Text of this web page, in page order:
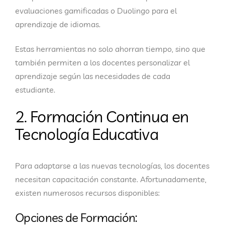
evaluaciones gamificadas o Duolingo para el
aprendizaje de idiomas.
Estas herramientas no solo ahorran tiempo, sino que
también permiten a los docentes personalizar el
aprendizaje según las necesidades de cada
estudiante.
2. Formación Continua en
Tecnología Educativa
Para adaptarse a las nuevas tecnologías, los docentes
necesitan capacitación constante. Afortunadamente,
existen numerosos recursos disponibles:
Opciones de Formación: